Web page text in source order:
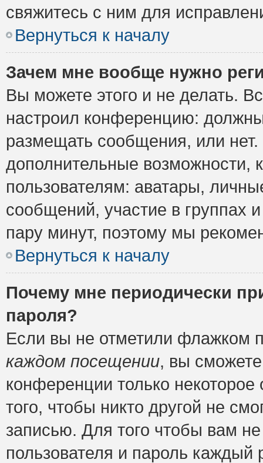
свяжитесь с ним для
Вернуться к началу
Зачем мне вообще нужно
Вы можете этого и не делать.
настроил конференцию:
размещать сообщения, или
дополнительные возможности,
пользователям: аватары,
сообщений, участие в группах
пару минут, поэтому мы
Вернуться к началу
Почему мне периодически
пароля?
Если вы не отметили флажком
каждом посещении, вы
конференции только
того, чтобы никто другой не
записью. Для того чтобы вам
пользователя и пароль